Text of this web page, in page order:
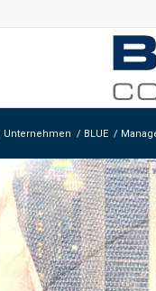
Unternehmen / BLUE /